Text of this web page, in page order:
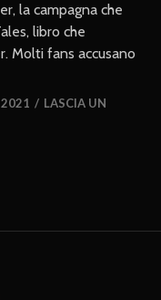
la campagna che
libro che
Molti fans accusano
LASCIA UN